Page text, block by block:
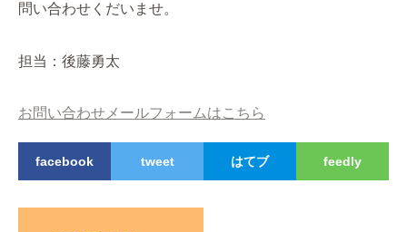
問い合わせくだいませ。
担当：後藤勇太
お問い合わせメールフォームはこちら
facebook tweet はてブ feedly